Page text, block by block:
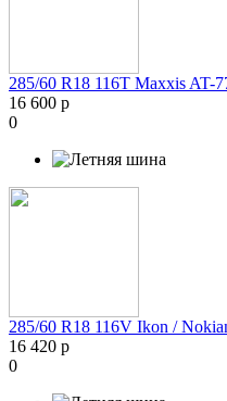
285/60 R18 116T Maxxis AT-
16 600 р
0
285/60 R18 116V Ikon /
16 420 р
0